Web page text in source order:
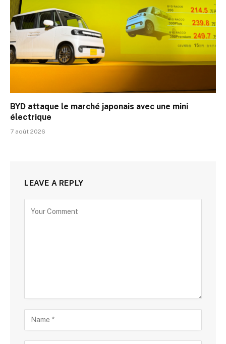
BYD attaque le marché japonais avec une mini
électrique
7 août 2026
LEAVE A REPLY